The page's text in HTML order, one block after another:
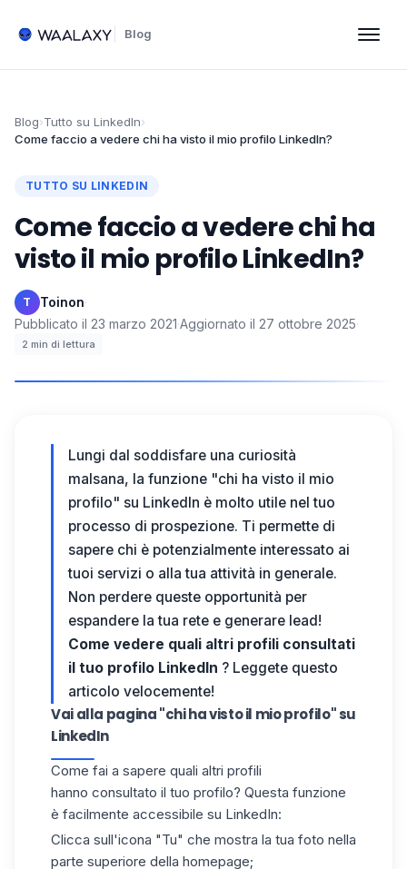
Blog
Blog›Tutto su LinkedIn›
Come faccio a vedere chi ha visto il mio profilo LinkedIn?
TUTTO SU LINKEDIN
Come faccio a vedere chi ha
visto il mio profilo LinkedIn?
T Toinon·
Pubblicato il 23 marzo 2021·Aggiornato il 27 ottobre 2025·
2 min di lettura
Lungi dal soddisfare una curiosità
malsana, la funzione "chi ha visto il mio
profilo" su LinkedIn è molto utile nel tuo
processo di prospezione. Ti permette di
sapere chi è potenzialmente interessato ai
tuoi servizi o alla tua attività in generale.
Non perdere queste opportunità per
espandere la tua rete e generare lead!
Come vedere quali altri profili consultati
il tuo profilo LinkedIn ? Leggete questo
articolo velocemente!
Vai alla pagina "chi ha visto il mio profilo" su
LinkedIn
Come fai a sapere quali altri profili
hanno consultato il tuo profilo? Questa funzione
è facilmente accessibile su LinkedIn:
Clicca sull'icona "Tu" che mostra la tua foto nella
parte superiore della homepage;